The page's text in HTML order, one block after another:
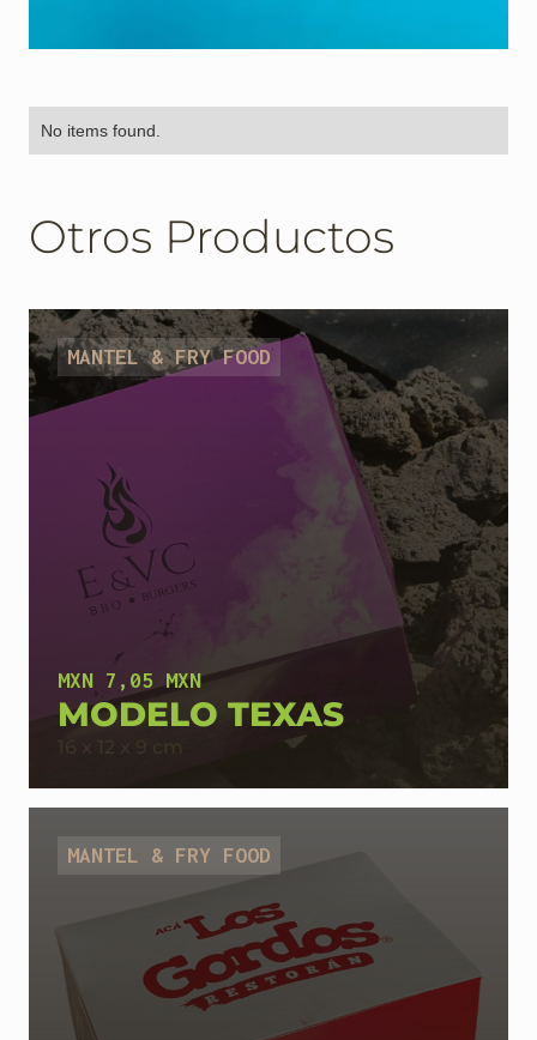
No items found.
Otros Productos
MANTEL & FRY FOOD
MXN 7,05 MXN
MODELO TEXAS
MANTEL & FRY FOOD